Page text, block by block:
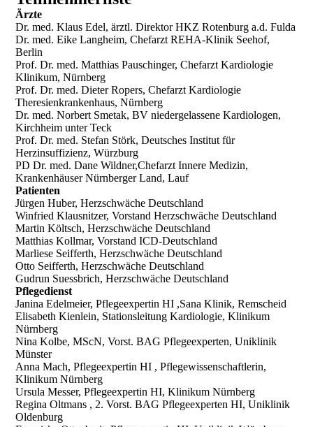
Ärzte
Dr. med. Klaus Edel, ärztl. Direktor HKZ Rotenburg a.d. Fulda
Dr. med. Eike Langheim, Chefarzt REHA-Klinik Seehof,
Berlin
Prof. Dr. med. Matthias Pauschinger, Chefarzt Kardiologie
Klinikum, Nürnberg
Prof. Dr. med. Dieter Ropers, Chefarzt Kardiologie
Theresienkrankenhaus, Nürnberg
Dr. med. Norbert Smetak, BV niedergelassene Kardiologen,
Kirchheim unter Teck
Prof. Dr. med. Stefan Störk, Deutsches Institut für
Herzinsuffizienz, Würzburg
PD Dr. med. Dane Wildner,Chefarzt Innere Medizin,
Krankenhäuser Nürnberger Land, Lauf
Patienten
Jürgen Huber, Herzschwäche Deutschland
Winfried Klausnitzer, Vorstand Herzschwäche Deutschland
Martin Költsch, Herzschwäche Deutschland
Matthias Kollmar, Vorstand ICD-Deutschland
Marliese Seifferth, Herzschwäche Deutschland
Otto Seifferth, Herzschwäche Deutschland
Gudrun Suessbrich, Herzschwäche Deutschland
Pflegedienst
Janina Edelmeier, Pflegeexpertin HI ,Sana Klinik, Remscheid
Elisabeth Kienlein, Stationsleitung Kardiologie, Klinikum
Nürnberg
Nina Kolbe, MScN, Vorst. BAG Pflegeexperten, Uniklinik
Münster
Anna Mach, Pflegeexpertin HI , Pflegewissenschaftlerin,
Klinikum Nürnberg
Ursula Messer, Pflegeexpertin HI, Klinikum Nürnberg
Regina Oltmans , 2. Vorst. BAG Pflegeexperten HI, Uniklinik
Oldenburg